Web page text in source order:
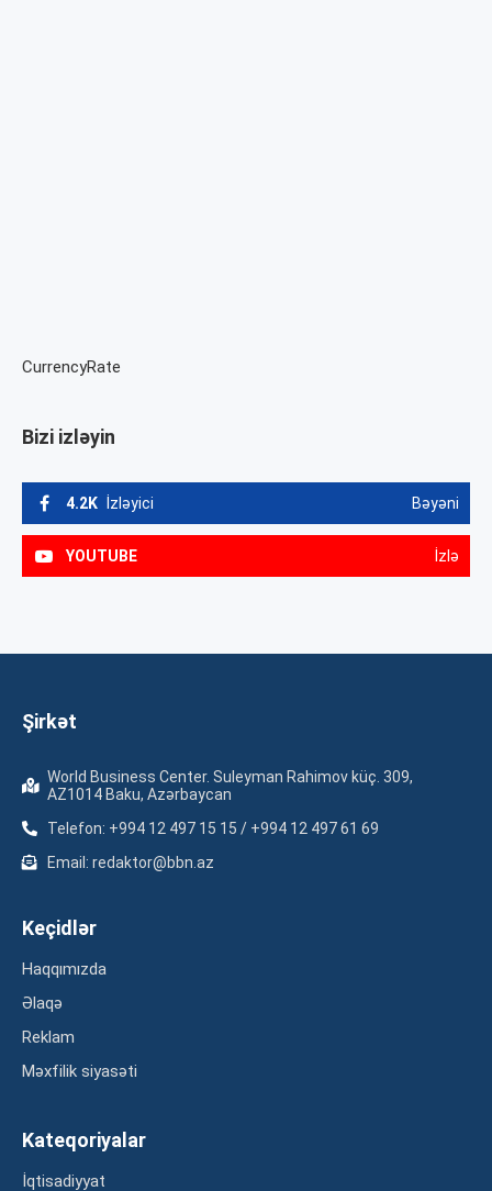
CurrencyRate
Bizi izləyin
4.2K İzləyici Bəyəni
YOUTUBE İzlə
Şirkət
World Business Center. Suleyman Rahimov küç. 309,
AZ1014 Baku, Azərbaycan
Telefon: +994 12 497 15 15 / +994 12 497 61 69
Email: redaktor@bbn.az
Keçidlər
Haqqımızda
Əlaqə
Reklam
Məxfilik siyasəti
Kateqoriyalar
İqtisadiyyat